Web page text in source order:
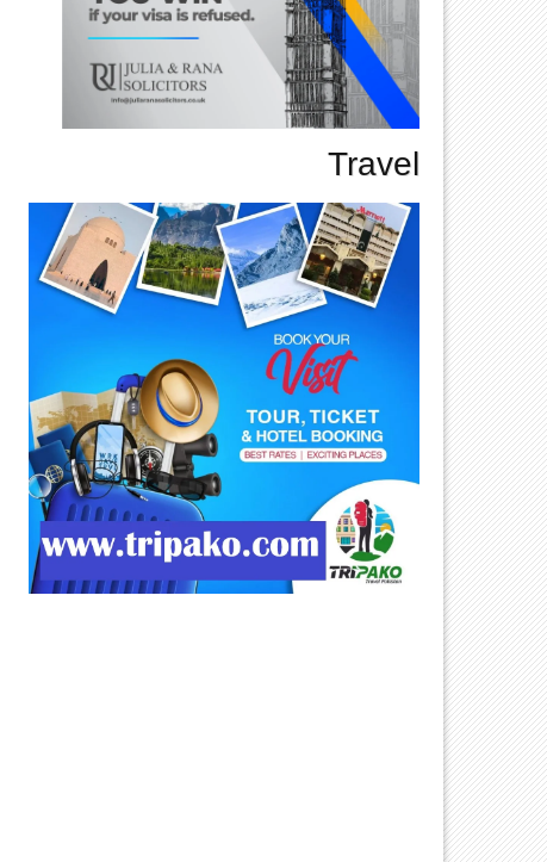
Travel